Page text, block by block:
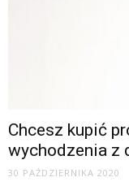
Chcesz kupić
wychodzenia z
30 PAŹDZIERNIKA 2020